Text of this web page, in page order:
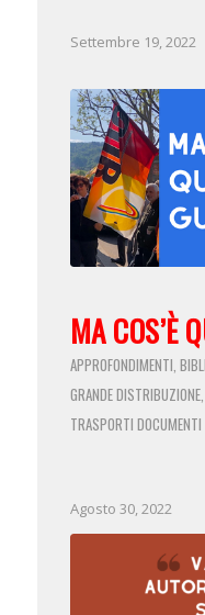
Settembre 19, 2022
MA COS’È
APPROFONDIMENTI,
GRANDE DISTRIBUZIONE,
TRASPORTI DOCUMENTI
Agosto 30, 2022